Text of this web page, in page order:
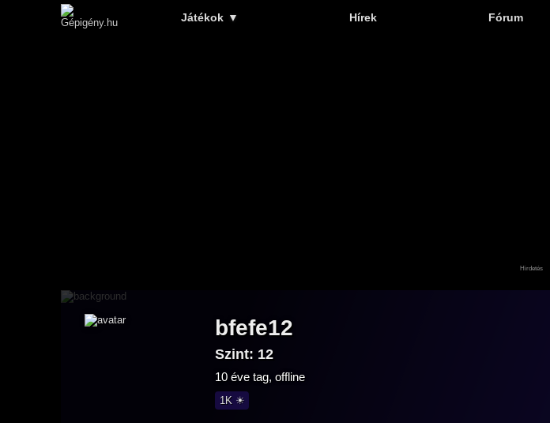
Játékok ▼ Hírek Fórum
bfefe12
Szint: 12
10 éve tag, offline
1K ☀